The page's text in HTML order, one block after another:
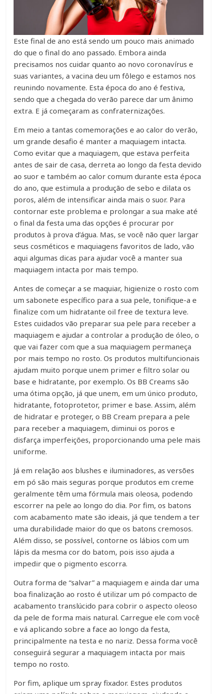
Este final de ano está sendo um pouco mais animado
do que o final do ano passado. Embora ainda
precisamos nos cuidar quanto ao novo coronavírus e
suas variantes, a vacina deu um fôlego e estamos nos
reunindo novamente. Esta época do ano é festiva,
sendo que a chegada do verão parece dar um ânimo
extra. E já começaram as confraternizações.
Em meio a tantas comemorações e ao calor do verão,
um grande desafio é manter a maquiagem intacta.
Como evitar que a maquiagem, que estava perfeita
antes de sair de casa, derreta ao longo da festa devido
ao suor e também ao calor comum durante esta época
do ano, que estimula a produção de sebo e dilata os
poros, além de intensificar ainda mais o suor. Para
contornar este problema e prolongar a sua make até
o final da festa uma das opções é procurar por
produtos à prova d’água. Mas, se você não quer largar
seus cosméticos e maquiagens favoritos de lado, vão
aqui algumas dicas para ajudar você a manter sua
maquiagem intacta por mais tempo.
Antes de começar a se maquiar, higienize o rosto com
um sabonete específico para a sua pele, tonifique-a e
finalize com um hidratante oil free de textura leve.
Estes cuidados vão preparar sua pele para receber a
maquiagem e ajudar a controlar a produção de óleo, o
que vai fazer com que a sua maquiagem permaneça
por mais tempo no rosto. Os produtos multifuncionais
ajudam muito porque unem primer e filtro solar ou
base e hidratante, por exemplo. Os BB Creams são
uma ótima opção, já que unem, em um único produto,
hidratante, fotoprotetor, primer e base. Assim, além
de hidratar e proteger, o BB Cream prepara a pele
para receber a maquiagem, diminui os poros e
disfarça imperfeições, proporcionando uma pele mais
uniforme.
Já em relação aos blushes e iluminadores, as versões
em pó são mais seguras porque produtos em creme
geralmente têm uma fórmula mais oleosa, podendo
escorrer na pele ao longo do dia. Por fim, os batons
com acabamento mate são ideais, já que tendem a ter
uma durabilidade maior do que os batons cremosos.
Além disso, se possível, contorne os lábios com um
lápis da mesma cor do batom, pois isso ajuda a
impedir que o pigmento escorra.
Outra forma de “salvar” a maquiagem e ainda dar uma
boa finalização ao rosto é utilizar um pó compacto de
acabamento translúcido para cobrir o aspecto oleoso
da pele de forma mais natural. Carregue ele com você
e vá aplicando sobre a face ao longo da festa,
principalmente na testa e no nariz. Dessa forma você
conseguirá segurar a maquiagem intacta por mais
tempo no rosto.
Por fim, aplique um spray fixador. Estes produtos